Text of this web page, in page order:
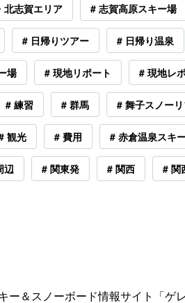
北志賀エリア # 志賀高原スキー場
# 日帰りツアー # 日帰り温泉
場 # 現地リポート # 現地レ
# 練習 # 群馬 # 舞子スノー
観光 # 費用 # 赤倉温泉スキ
辺 # 関東発 # 関西 # 関
ー＆スノーボード情報サイト「ゲ